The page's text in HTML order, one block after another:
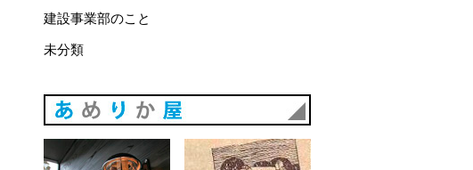
建設事業部のこと
未分類
あめりか屋WEBサイト